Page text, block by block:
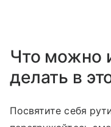
Что можно
делать в
Посвятите себя